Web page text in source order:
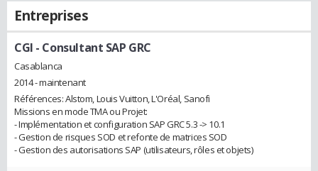
Entreprises
CGI - Consultant SAP GRC
Casablanca
2014 - maintenant
Références: Alstom, Louis Vuitton, L'Oréal, Sanofi
Missions en mode TMA ou Projet:
- Implémentation et configuration SAP GRC 5.3 -> 10.1
- Gestion de risques SOD et refonte de matrices SOD
- Gestion des autorisations SAP (utilisateurs, rôles et objets)